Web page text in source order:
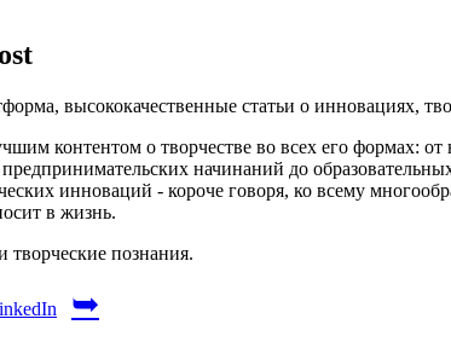
высококачественные статьи о инновациях,
контентом о творчестве во всех его формах:
начинаний до
инноваций - короче говоря, ко всему
в жизнь.
познания.
➥